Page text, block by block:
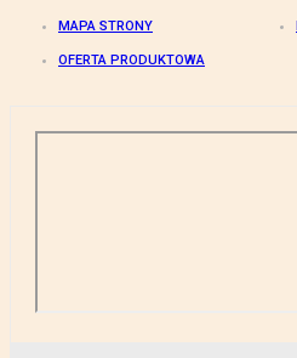
MAPA STRONY
OFERTA PRODUKTOWA